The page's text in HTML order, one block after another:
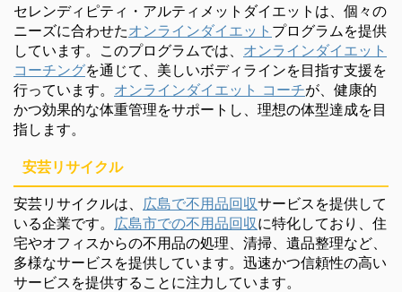
セレンディピティ・アルティメットダイエットは、個々の
ニーズに合わせたオンラインダイエット プログラムを提供
しています。このプログラムでは、 オンラインダイエット
コーチングを通じて、美しいボディラインを目指す支援を
行っています。 オンラインダイエット コーチが、健康的
かつ効果的な体重管理をサポートし、理想の体型達成を目
指します。
安芸リサイクル
安芸リサイクルは、 広島で不用品回収サービスを提供して
いる企業です。 広島市での不用品回収に特化しており、住
宅やオフィスからの不用品の処理、清掃、遺品整理など、
多様なサービスを提供しています。迅速かつ信頼性の高い
サービスを提供することに注力しています。